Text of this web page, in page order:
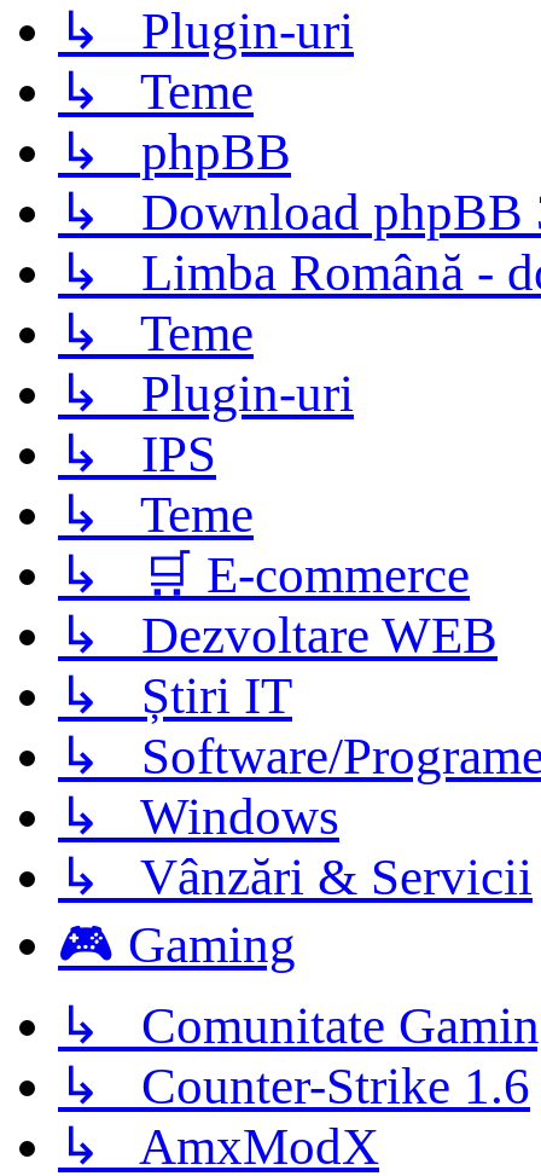
↳ Plugin-uri
↳ Teme
↳ phpBB
↳ Download phpBB
↳ Limba Română -
↳ Teme
↳ Plugin-uri
↳ IPS
↳ Teme
↳ 🛒 E-commerce
↳ Dezvoltare WEB
↳ Știri IT
↳ Software/
↳ Windows
↳ Vânzări & Servicii
🎮 Gaming
↳ Comunitate
↳ Counter-Strike 1.6
↳ AmxModX